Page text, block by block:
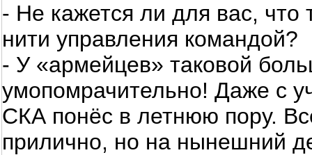
- Не кажется ли для вас,
нити управления командой?
- У «армейцев» таковой
умопомрачительно! Даже с
СКА понёс в летнюю пору.
прилично, но на нынешний